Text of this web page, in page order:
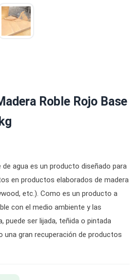
Roble Rojo Base
agua es un producto diseñado para
en productos elaborados de madera
etc.). Como es un producto a
con el medio ambiente y las
puede ser lijada, teñida o pintada
una gran recuperación de productos